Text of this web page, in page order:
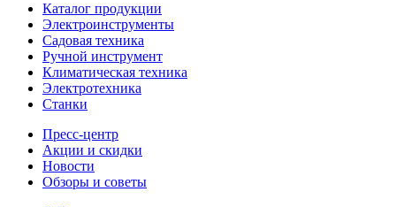
Каталог продукции
Электроинструменты
Садовая техника
Ручной инструмент
Климатическая техника
Электротехника
Станки
Пресс-центр
Акции и скидки
Новости
Обзоры и советы